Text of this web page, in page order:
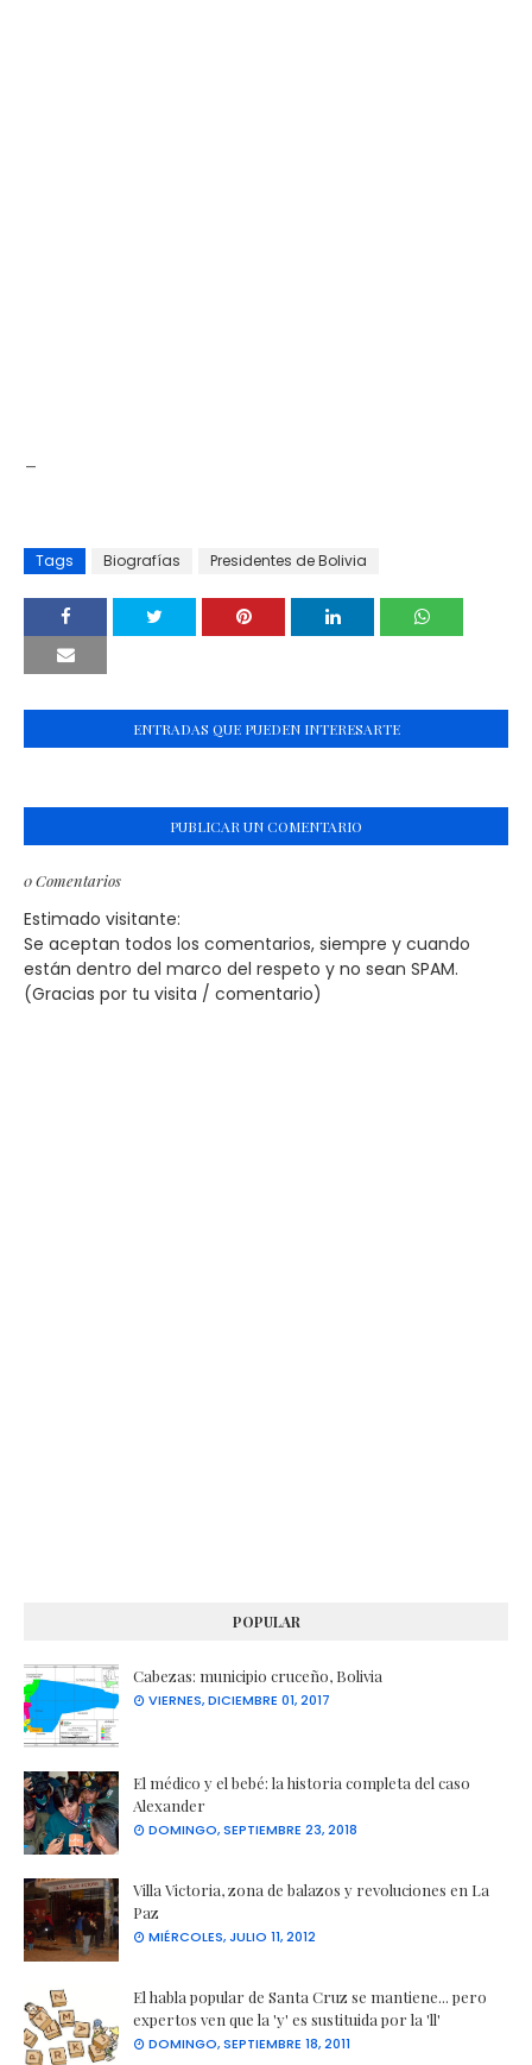
Tags Biografías Presidentes de Bolivia
ENTRADAS QUE PUEDEN INTERESARTE
PUBLICAR UN COMENTARIO
0 Comentarios
Estimado visitante:
Se aceptan todos los comentarios, siempre y cuando
están dentro del marco del respeto y no sean SPAM.
(Gracias por tu visita / comentario)
POPULAR
Cabezas: municipio cruceño, Bolivia
VIERNES, DICIEMBRE 01, 2017
El médico y el bebé: la historia completa del caso
Alexander
DOMINGO, SEPTIEMBRE 23, 2018
Villa Victoria, zona de balazos y revoluciones en La
Paz
MIÉRCOLES, JULIO 11, 2012
El habla popular de Santa Cruz se mantiene... pero
expertos ven que la 'y' es sustituida por la 'll'
DOMINGO, SEPTIEMBRE 18, 2011